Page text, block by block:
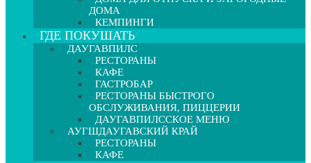
ДОМА
КЕМПИНГИ
ГДЕ ПОКУШАТЬ
ДАУГАВПИЛС
РЕСТОРАНЫ
КАФЕ
ГАСТРОБАР
РЕСТОРАНЫ БЫСТРОГО
ОБСЛУЖИВАНИЯ, ПИЦЦЕРИИ
ДАУГАВПИЛССКОЕ МЕНЮ
АУГШДАУГАВСКИЙ КРАЙ
РЕСТОРАНЫ
КАФЕ